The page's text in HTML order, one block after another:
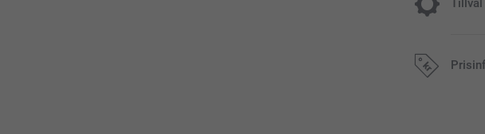
Tillval
Rama in